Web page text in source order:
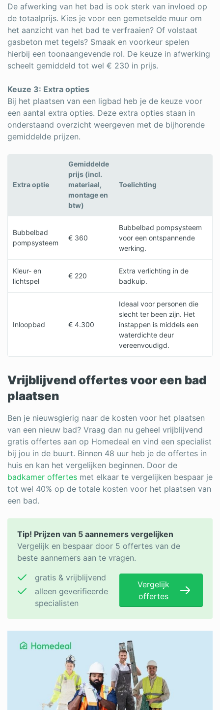
De afwerking van het bad is ook sterk van invloed op
de totaalprijs. Kies je voor een gemetselde muur om
het aanzicht van het bad te verfraaien? Of volstaat
gasbeton met tegels? Smaak en voorkeur spelen
hierbij een toonaangevende rol. De keuze in afwerking
scheelt gemiddeld tot wel € 230 in prijs.
Keuze 3: Extra opties
Bij het plaatsen van een ligbad heb je de keuze voor
een aantal extra opties. Deze extra opties staan in
onderstaand overzicht weergeven met de bijhorende
gemiddelde prijzen.
Extra optie
Gemiddelde
prijs (incl.
materiaal,
montage en
btw)
Toelichting
Bubbelbad
pompsysteem
€ 360
Bubbelbad pompsysteem
voor een ontspannende
werking.
Kleur- en
lichtspel
€ 220
Extra verlichting in de
badkuip.
Inloopbad € 4.300
Ideaal voor personen die
slecht ter been zijn. Het
instappen is middels een
waterdichte deur
vereenvoudigd.
Vrijblijvend offertes voor een bad
plaatsen
Ben je nieuwsgierig naar de kosten voor het plaatsen
van een nieuw bad? Vraag dan nu geheel vrijblijvend
gratis offertes aan op Homedeal en vind een specialist
bij jou in de buurt. Binnen 48 uur heb je de offertes in
huis en kan het vergelijken beginnen. Door de
badkamer offertes met elkaar te vergelijken bespaar je
tot wel 40% op de totale kosten voor het plaatsen van
een bad.
Tip! Prijzen van 5 aannemers vergelijken
Vergelijk en bespaar door 5 offertes van de
beste aannemers aan te vragen.
gratis & vrijblijvend
alleen geverifieerde
specialisten
Vergelijk
offertes